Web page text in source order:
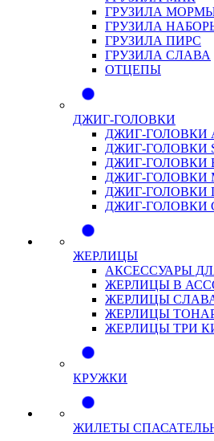
ГРУЗИЛА
ГРУЗИЛА
ГРУЗИЛА ПИРС
ГРУЗИЛА СЛАВА
ОТЦЕПЫ
ДЖИГ-ГОЛОВКИ
ДЖИГ-ГОЛОВКИ
ДЖИГ-ГОЛОВКИ
ДЖИГ-ГОЛОВКИ
ДЖИГ-
ДЖИГ-ГОЛОВКИ
ДЖИГ-ГОЛОВКИ
ЖЕРЛИЦЫ
АКСЕССУАРЫ
ЖЕРЛИЦЫ В
ЖЕРЛИЦЫ
ЖЕРЛИЦЫ
ЖЕРЛИЦЫ ТРИ
КРУЖКИ
ЖИЛЕТЫ